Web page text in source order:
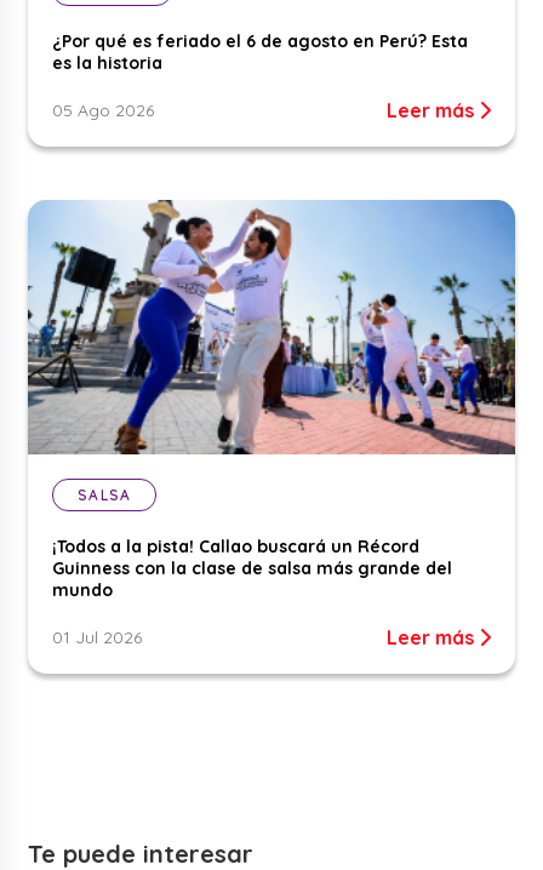
¿Por qué es feriado el 6 de agosto en Perú? Esta
es la historia
05 Ago 2026 Leer más
SALSA
¡Todos a la pista! Callao buscará un Récord
Guinness con la clase de salsa más grande del
mundo
01 Jul 2026 Leer más
Te puede interesar